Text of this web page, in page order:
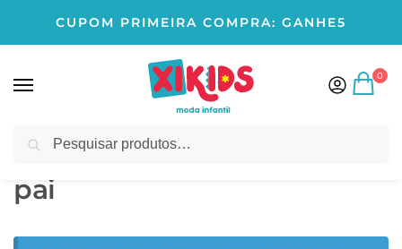
CUPOM PRIMEIRA COMPRA: GANHE5
0
Início Produtos marcados com a tag “pai”
pai